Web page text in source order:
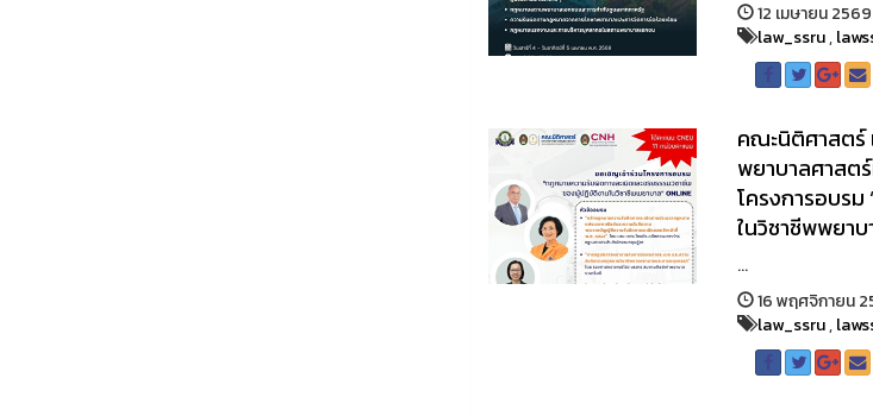
12 เมษายน
law_ssru,
คณะนิติศาสตร์
พยาบาลศาสต
โครงการอบร
ในวิชาชีพพยาบ
...
16 พฤศจิกายน
law_ssru,